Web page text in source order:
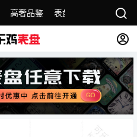
高奢品鉴 表盘精选 名表故事